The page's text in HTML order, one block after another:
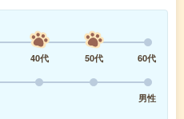
40代 50代
60代
男性